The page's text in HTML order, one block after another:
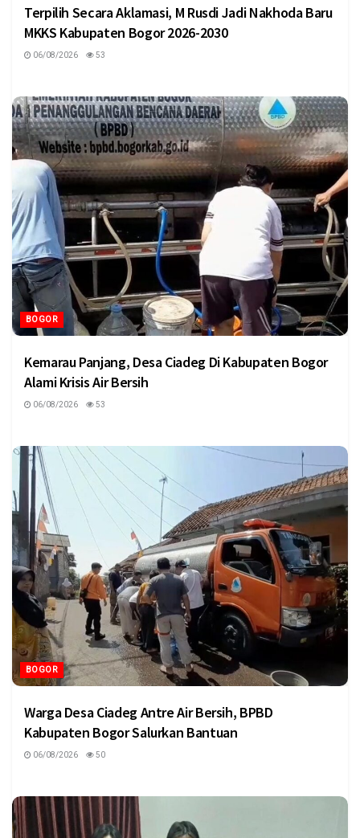
Terpilih Secara Aklamasi, M Rusdi Jadi Nakhoda Baru
MKKS Kabupaten Bogor 2026-2030
06/08/2026 53
BOGOR
Kemarau Panjang, Desa Ciadeg Di Kabupaten Bogor
Alami Krisis Air Bersih
06/08/2026 53
BOGOR
Warga Desa Ciadeg Antre Air Bersih, BPBD
Kabupaten Bogor Salurkan Bantuan
06/08/2026 50